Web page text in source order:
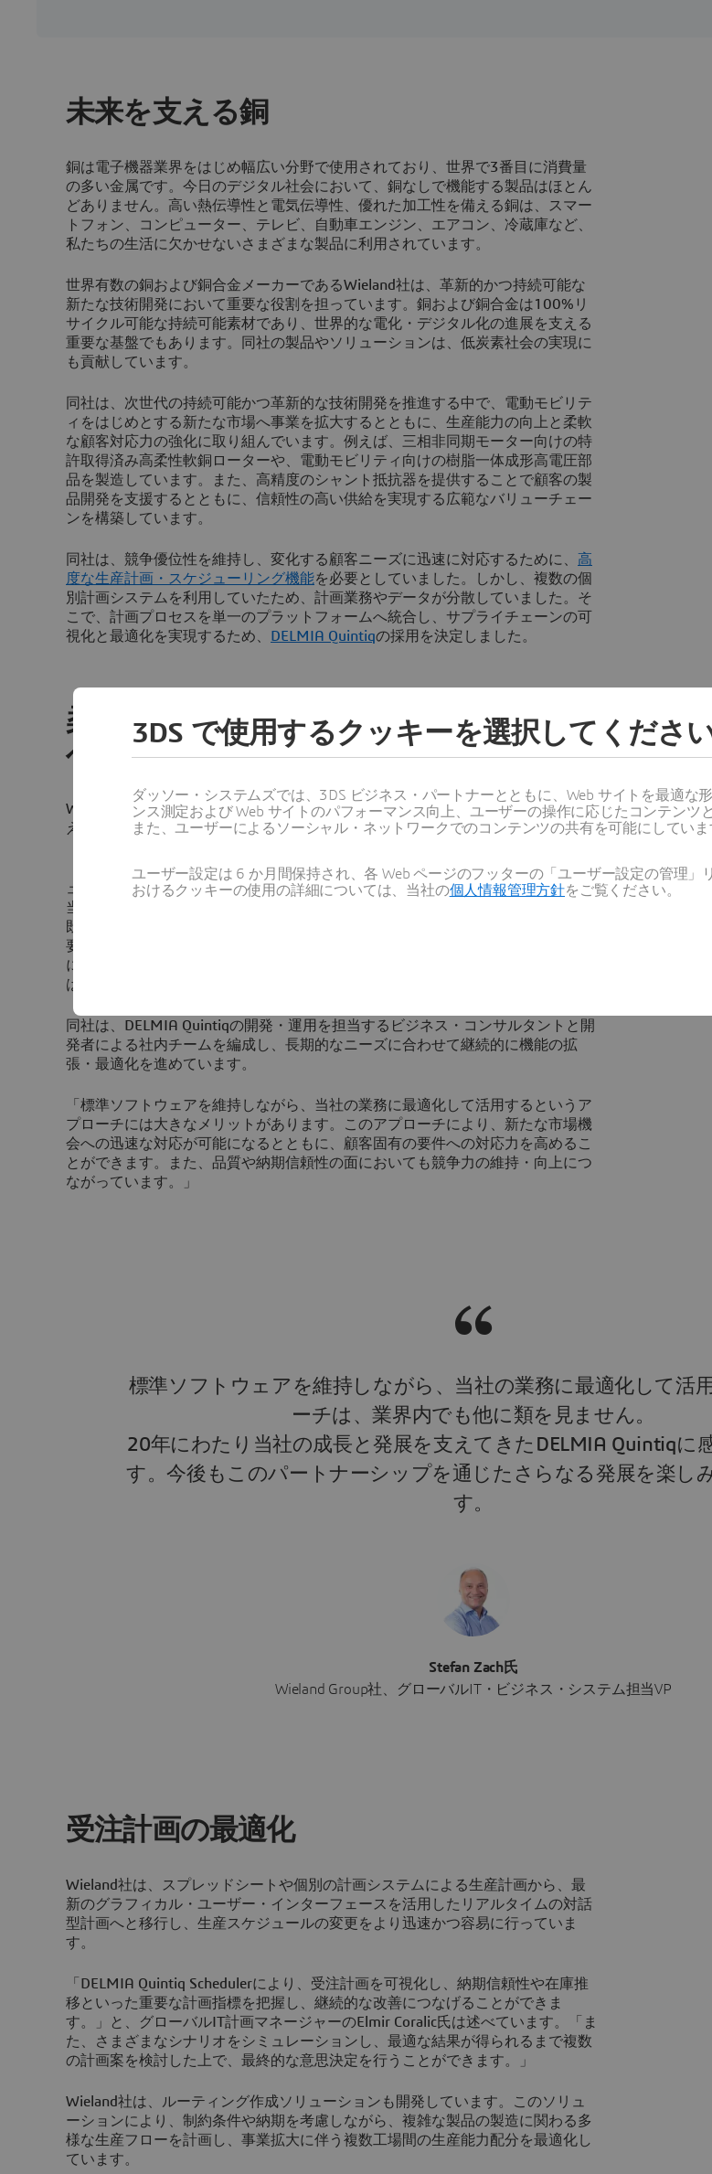
未来を支える銅
銅は電子機器業界をはじめ幅広い分野で使用されており、世界で3番目に消費量
の多い金属です。今日のデジタル社会において、銅なしで機能する製品はほとん
どありません。高い熱伝導性と電気伝導性、優れた加工性を備える銅は、スマー
トフォン、コンピューター、テレビ、自動車エンジン、エアコン、冷蔵庫など、
私たちの生活に欠かせないさまざまな製品に利用されています。
世界有数の銅および銅合金メーカーであるWieland社は、革新的かつ持続可能な
新たな技術開発において重要な役割を担っています。銅および銅合金は100%リ
サイクル可能な持続可能素材であり、世界的な電化・デジタル化の進展を支える
重要な基盤でもあります。同社の製品やソリューションは、低炭素社会の実現に
も貢献しています。
同社は、次世代の持続可能かつ革新的な技術開発を推進する中で、電動モビリテ
ィをはじめとする新たな市場へ事業を拡大するとともに、生産能力の向上と柔軟
な顧客対応力の強化に取り組んでいます。例えば、三相非同期モーター向けの特
許取得済み高柔性軟銅ローターや、電動モビリティ向けの樹脂一体成形高電圧部
品を製造しています。また、高精度のシャント抵抗器を提供することで顧客の製
品開発を支援するとともに、信頼性の高い供給を実現する広範なバリューチェー
ンを構築しています。
同社は、競争優位性を維持し、変化する顧客ニーズに迅速に対応するために、 高
度な生産計画・スケジューリング機能を必要としていました。しかし、複数の個
別計画システムを利用していたため、計画業務やデータが分散していました。そ
こで、計画プロセスを単一のプラットフォームへ統合し、サプライチェーンの可
視化と最適化を実現するため、
DELMIA Quintiqの採用を決定しました。
柔軟かつ拡張性の高い計画システム基盤
への移行
Wieland社は、DELMIA Quintiqを、業界特有の計画・スケジューリング機能を備
え、柔軟性、拡張性、操作性に優れたソリューションとして評価しています。
「生産計画に対する要求がさらに高まる中、柔軟で先進的なソフトウェア・ソリ
ューションが必要でした」と、Wieland Group社のグローバルITビジネス・生産担
当シニア・ディレクターであるStefan Zach氏は述べています。「拡張性に加え、
既存の
要な要件でした。また、金属業界向けの標準機能を備えながら、当社固有の要件
に応じて機能を追加・拡張できるソフトウェアが必要でした。DELMIA Quintiq
は、これらすべての要件を満たしていました。」
同社は、DELMIA Quintiqの開発・運用を担当するビジネス・コンサルタントと開
発者による社内チームを編成し、長期的なニーズに合わせて継続的に機能の拡
張・最適化を進めています。
「標準ソフトウェアを維持しながら、当社の業務に最適化して活用するというア
プローチには大きなメリットがあります。このアプローチにより、新たな市場機
会への迅速な対応が可能になるとともに、顧客固有の要件への対応力を高めるこ
とができます。また、品質や納期信頼性の面においても競争力の維持・向上につ
ながっています。」
標準ソフトウェアを維持しながら、当社の業務に最適化して活
ーチは、業界内でも他に類を見ません。
20年にわたり当社の成長と発展を支えてきたDELMIA Quintiqに
す。今後もこのパートナーシップを通じたさらなる発展を楽し
す。
Stefan Zach氏
Wieland Group社、グローバルIT・ビジネス・システム担当VP
受注計画の最適化
Wieland社は、スプレッドシートや個別の計画システムによる生産計画から、最
新のグラフィカル・ユーザー・インターフェースを活用したリアルタイムの対話
型計画へと移行し、生産スケジュールの変更をより迅速かつ容易に行っていま
す。
「DELMIA Quintiq Schedulerにより、受注計画を可視化し、納期信頼性や在庫推
移といった重要な計画指標を把握し、継続的な改善につなげることができま
す。」と、グローバルIT計画マネージャーのElmir Coralic氏は述べています。「ま
た、さまざまなシナリオをシミュレーションし、最適な結果が得られるまで複数
の計画案を検討した上で、最終的な意思決定を行うことができます。」
Wieland社は、ルーティング作成ソリューションも開発しています。このソリュ
ーションにより、制約条件や納期を考慮しながら、複雑な製品の製造に関わる多
様な生産フローを計画し、事業拡大に伴う複数工場間の生産能力配分を最適化し
ています。
3DS で使用するクッキーを選択してくださ
ダッソー・システムズでは、3DS ビジネス・パートナーとともに、Web サイトを最適
ンス測定および Web サイトのパフォーマンス向上、ユーザーの操作に応じたコンテンツ
また、ユーザーによるソーシャル・ネットワークでのコンテンツの共有を可能にしていま
ユーザー設定は 6 か月間保持され、各 Web ページのフッターの「ユーザー設定の管理
おけるクッキーの使用の詳細については、当社の個人情報管理方針をご覧ください。